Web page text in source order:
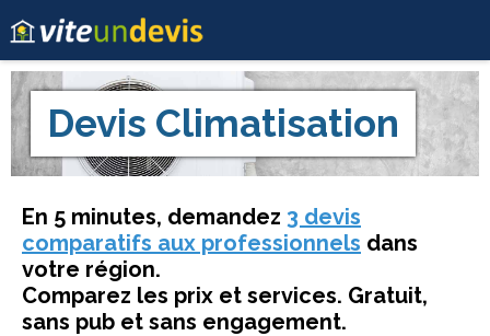
Devis Climatisation
En 5 minutes, demandez 3 devis
comparatifs aux professionnels dans
votre région.
Comparez les prix et services. Gratuit,
sans pub et sans engagement.